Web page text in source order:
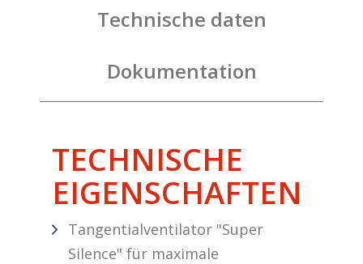
Technische daten
Dokumentation
TECHNISCHE
EIGENSCHAFTEN
Tangentialventilator "Super
Silence" für maximale